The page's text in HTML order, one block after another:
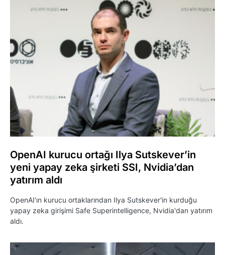
OpenAI kurucu ortağı Ilya Sutskever’in
yeni yapay zeka şirketi SSI, Nvidia’dan
yatırım aldı
OpenAI'ın kurucu ortaklarından Ilya Sutskever'in kurduğu
yapay zeka girişimi Safe Superintelligence, Nvidia'dan yatırım
aldı.